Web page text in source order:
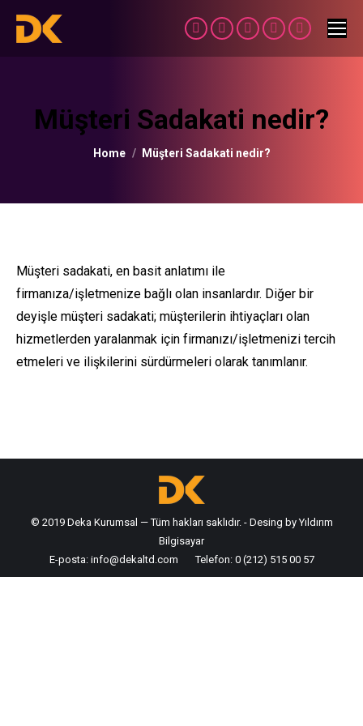
Facebook
TwitterLinkedinInstagram
YouTube
Müşteri Sadakati nedir?
You are here:
Home Müşteri Sadakati nedir?
Müşteri sadakati, en basit anlatımı ile
firmanıza/işletmenize bağlı olan insanlardır. Diğer bir
deyişle müşteri sadakati; müşterilerin ihtiyaçları olan
hizmetlerden yaralanmak için firmanızı/işletmenizi tercih
etmeleri ve ilişkilerini sürdürmeleri olarak tanımlanır.
© 2019 Deka Kurumsal — Tüm hakları saklıdır. - Desing by Yıldırım
Bilgisayar
E-posta: info@dekaltd.com Telefon: 0 (212) 515 00 57